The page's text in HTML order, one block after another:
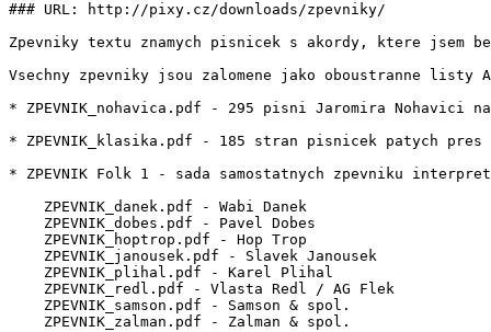
### URL: http://pixy.cz/downloads/zpevniky/
Zpevniky textu znamych pisnicek s akordy, ktere
Vsechny zpevniky jsou zalomene jako oboustranne
* ZPEVNIK_nohavica.pdf - 295 pisni Jaromira Nohavici
* ZPEVNIK_klasika.pdf - 185 stran pisnicek patych pres
* ZPEVNIK Folk 1 - sada samostatnych zpevniku
    ZPEVNIK_danek.pdf - Wabi Danek
    ZPEVNIK_dobes.pdf - Pavel Dobes
    ZPEVNIK_hoptrop.pdf - Hop Trop
    ZPEVNIK_janousek.pdf - Slavek Janousek
    ZPEVNIK_plihal.pdf - Karel Plihal
    ZPEVNIK_redl.pdf - Vlasta Redl / AG Flek
    ZPEVNIK_samson.pdf - Samson & spol.
    ZPEVNIK_zalman.pdf - Zalman & spol.